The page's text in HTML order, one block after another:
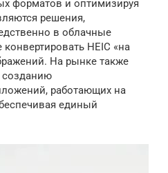
форматов и оптимизируя
решения,
в облачные
HEIC «на
На рынке также
созданию
работающих на
единый